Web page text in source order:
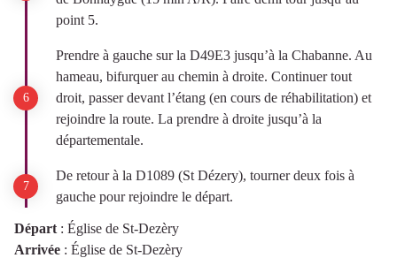
point 5.
Prendre à gauche sur la D49E3 jusqu’à la Chabanne. Au
hameau, bifurquer au chemin à droite. Continuer tout
droit, passer devant l’étang (en cours de réhabilitation) et
rejoindre la route. La prendre à droite jusqu’à la
départementale.
De retour à la D1089 (St Dézery), tourner deux fois à
gauche pour rejoindre le départ.
Départ : Église de St-Dezèry
Arrivée : Église de St-Dezèry